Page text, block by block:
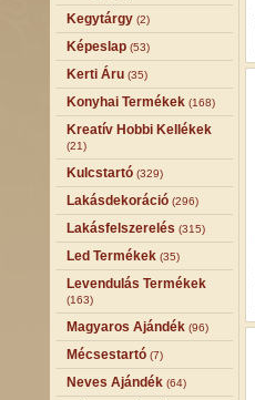
Kegytárgy (2)
Képeslap (53)
Kerti Áru (35)
Konyhai Termékek (168)
Kreatív Hobbi Kellékek
(21)
Kulcstartó (329)
Lakásdekoráció (296)
Lakásfelszerelés (315)
Led Termékek (35)
Levendulás Termékek
(163)
Magyaros Ajándék (96)
Mécsestartó (7)
Neves Ajándék (64)